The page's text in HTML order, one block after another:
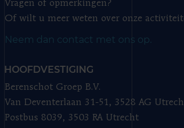
Vragen of opmerkingen?
Of wilt u meer weten over onze
Neem dan contact met ons op.
HOOFDVESTIGING
Berenschot Groep B.V.
Van Deventerlaan 31-51, 3528 AG
Postbus 8039, 3503 RA Utrecht